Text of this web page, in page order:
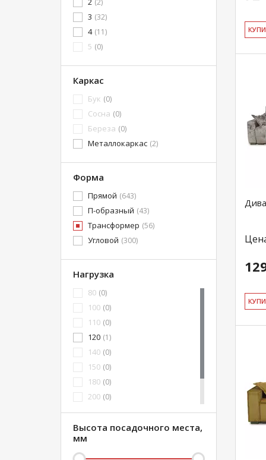
(2)
3 (32)
4 (11)
5 (0)
Каркас
Бук (0)
Сосна (0)
Береза (0)
Металлокаркас (2)
Форма
Прямой (643)
П-образный (43)
Трансформер (56)
Угловой (300)
Нагрузка
80 (0)
100 (0)
110 (0)
120 (1)
140 (0)
150 (0)
180 (0)
200 (0)
300(0)
240(0)
Высота посадочного места,
мм